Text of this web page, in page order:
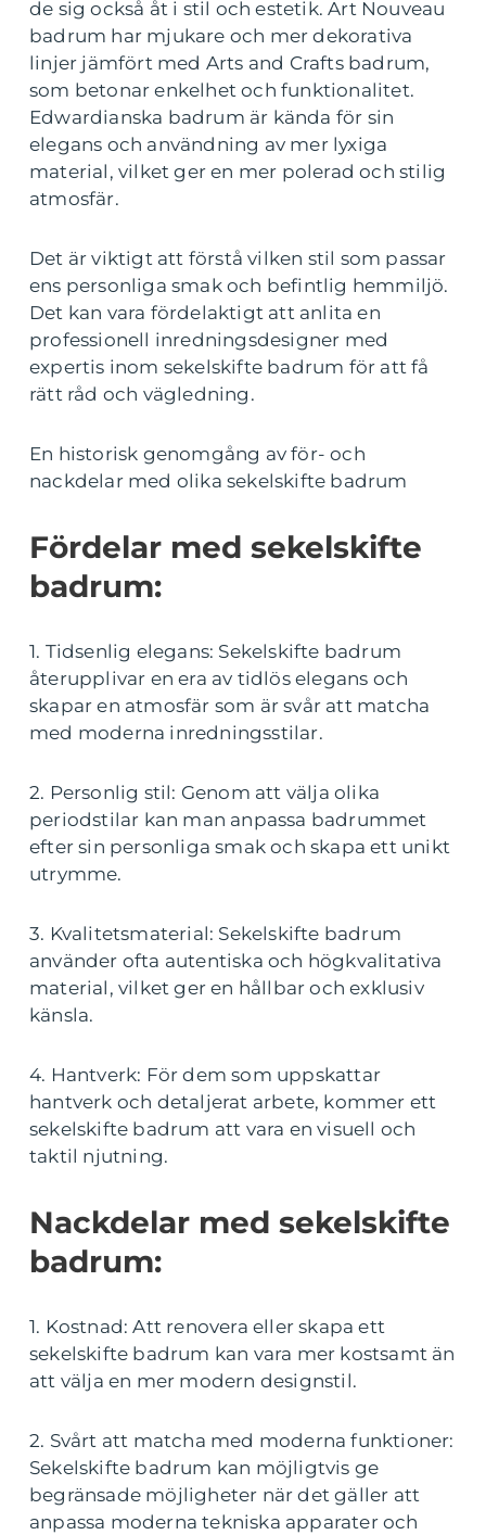
de sig också åt i stil och estetik. Art Nouveau
badrum har mjukare och mer dekorativa
linjer jämfört med Arts and Crafts badrum,
som betonar enkelhet och funktionalitet.
Edwardianska badrum är kända för sin
elegans och användning av mer lyxiga
material, vilket ger en mer polerad och stilig
atmosfär.
Det är viktigt att förstå vilken stil som passar
ens personliga smak och befintlig hemmiljö.
Det kan vara fördelaktigt att anlita en
professionell inredningsdesigner med
expertis inom sekelskifte badrum för att få
rätt råd och vägledning.
En historisk genomgång av för- och
nackdelar med olika sekelskifte badrum
Fördelar med sekelskifte
badrum:
1. Tidsenlig elegans: Sekelskifte badrum
återupplivar en era av tidlös elegans och
skapar en atmosfär som är svår att matcha
med moderna inredningsstilar.
2. Personlig stil: Genom att välja olika
periodstilar kan man anpassa badrummet
efter sin personliga smak och skapa ett unikt
utrymme.
3. Kvalitetsmaterial: Sekelskifte badrum
använder ofta autentiska och högkvalitativa
material, vilket ger en hållbar och exklusiv
känsla.
4. Hantverk: För dem som uppskattar
hantverk och detaljerat arbete, kommer ett
sekelskifte badrum att vara en visuell och
taktil njutning.
Nackdelar med sekelskifte
badrum:
1. Kostnad: Att renovera eller skapa ett
sekelskifte badrum kan vara mer kostsamt än
att välja en mer modern designstil.
2. Svårt att matcha med moderna funktioner:
Sekelskifte badrum kan möjligtvis ge
begränsade möjligheter när det gäller att
anpassa moderna tekniska apparater och